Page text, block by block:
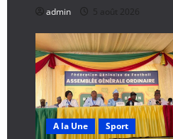
admin 5 août 2026
A la Une Sport